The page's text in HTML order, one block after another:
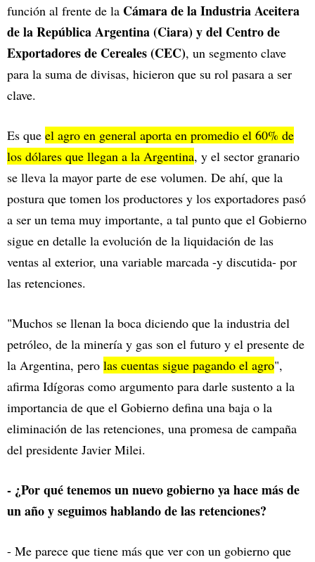
función al frente de la Cámara de la Industria Aceitera
de la República Argentina (Ciara) y del Centro de
Exportadores de Cereales (CEC), un segmento clave
para la suma de divisas, hicieron que su rol pasara a ser
clave.
Es que el agro en general aporta en promedio el 60% de
los dólares que llegan a la Argentina, y el sector granario
se lleva la mayor parte de ese volumen. De ahí, que la
postura que tomen los productores y los exportadores pasó
a ser un tema muy importante, a tal punto que el Gobierno
sigue en detalle la evolución de la liquidación de las
ventas al exterior, una variable marcada -y discutida- por
las retenciones.
"Muchos se llenan la boca diciendo que la industria del
petróleo, de la minería y gas son el futuro y el presente de
la Argentina, pero las cuentas sigue pagando el agro",
afirma Idígoras como argumento para darle sustento a la
importancia de que el Gobierno defina una baja o la
eliminación de las retenciones, una promesa de campaña
del presidente Javier Milei.
- ¿Por qué tenemos un nuevo gobierno ya hace más de
un año y seguimos hablando de las retenciones?
- Me parece que tiene más que ver con un gobierno que